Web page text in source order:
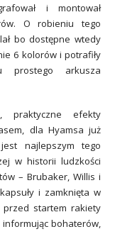
i montował
O robieniu tego
bo dostępne wtedy
6 kolorów i potrafiły
prostego arkusza
praktyczne efekty
dla Hyamsa już
jest najlepszym tego
w historii ludzkości
– Brubaker, Willis i
i zamknięta w
przed startem rakiety
bohaterów,